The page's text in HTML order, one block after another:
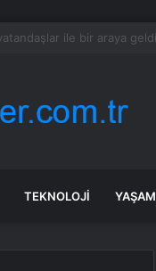
TEKNOLOJI YAŞAM